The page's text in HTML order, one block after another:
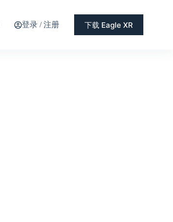
登录 / 注册 下载 Eagle XR